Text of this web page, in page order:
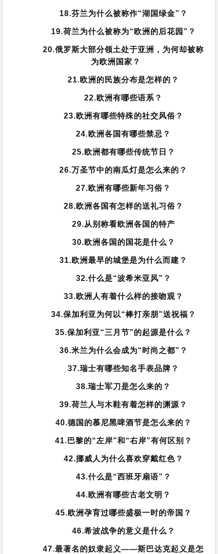
18.芬兰为什么被称作“湖国绿金”？
19.荷兰为什么被称为“欧洲的后花园”？
20.俄罗斯大部分领土处于亚洲，为何却被称
为欧洲国家？
21.欧洲的民族分布是怎样的？
22.欧洲有哪些语系？
23.欧洲有哪些特殊的社交风俗？
24.欧洲各国有哪些禁忌？
25.欧洲都有哪些传统节日？
26.万圣节中的南瓜灯是怎么来的？
27.欧洲有哪些新年习俗？
28.欧洲各国有怎样的送礼习俗？
29.从别称看欧洲各国的特产
30.欧洲各国的国花是什么？
31.欧洲最早的城堡是为什么而建？
32.什么是“波希米亚风”？
33.欧洲人有着什么样的接吻观？
34.保加利亚为何以“棒打亲朋”送祝福？
35.保加利亚“三月节”的起源是什么？
36.米兰为什么会成为“时尚之都”？
37.瑞士有哪些知名手表品牌？
38.瑞士军刀是怎么来的？
39.荷兰人与木鞋有着怎样的渊源？
40.德国的慕尼黑啤酒节是怎么来的？
41.巴黎的“左岸”和“右岸”有何区别？
42.挪威人为什么喜欢穿戴红色？
43.什么是“西班牙扇语”？
44.欧洲有哪些古老文明？
45.欧洲孕育过哪些盛极一时的帝国？
46.希波战争的意义是什么？
47.最著名的奴隶起义——斯巴达克起义是怎